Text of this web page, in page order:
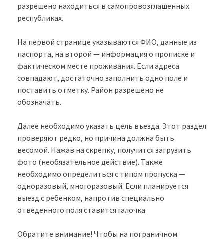
разрешено находиться в самопровозглашенных
республиках.
На первой странице указываются ФИО, данные из
паспорта, на второй — информация о прописке и
фактическом месте проживания. Если адреса
совпадают, достаточно заполнить одно поле и
поставить отметку. Район разрешено не
обозначать.
Далее необходимо указать цель въезда. Этот раздел
проверяют редко, но причина должна быть
весомой. Нажав на скрепку, получится загрузить
фото (необязательное действие). Также
необходимо определиться с типом пропуска —
одноразовый, многоразовый. Если планируется
выезд с ребенком, напротив специально
отведенного поля ставится галочка.
Обратите внимание! Чтобы на пограничном